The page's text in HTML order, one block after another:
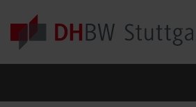
Skip to main content